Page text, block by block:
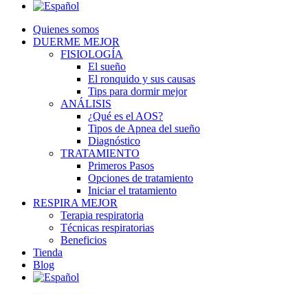
Quienes somos
DUERME MEJOR
FISIOLOGÍA
El sueño
El ronquido y sus causas
Tips para dormir mejor
ANÁLISIS
¿Qué es el AOS?
Tipos de Apnea del sueño
Diagnóstico
TRATAMIENTO
Primeros Pasos
Opciones de tratamiento
Iniciar el tratamiento
RESPIRA MEJOR
Terapia respiratoria
Técnicas respiratorias
Beneficios
Tienda
Blog